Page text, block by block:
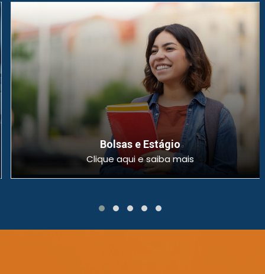
Bolsas e Estágio
Clique aqui e saiba mais